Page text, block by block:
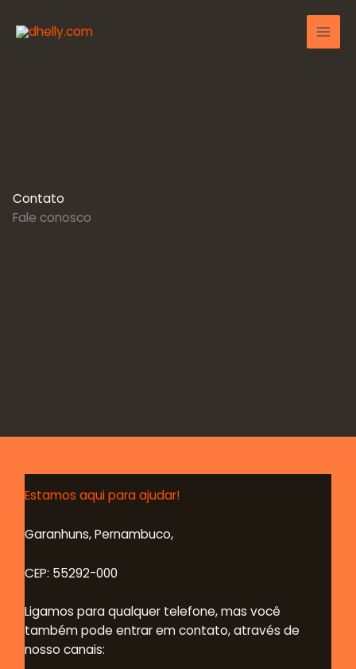
para
Contato
Fale conosco
Estamos aqui para ajudar!
Garanhuns, Pernambuco,
CEP: 55292-000
Ligamos para qualquer telefone, mas você
também pode entrar em contato, através de
nosso canais: